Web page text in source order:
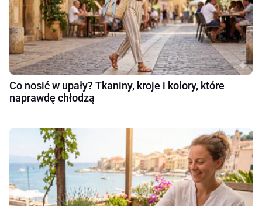
Co nosić w upały? Tkaniny, kroje i kolory, które
naprawdę chłodzą